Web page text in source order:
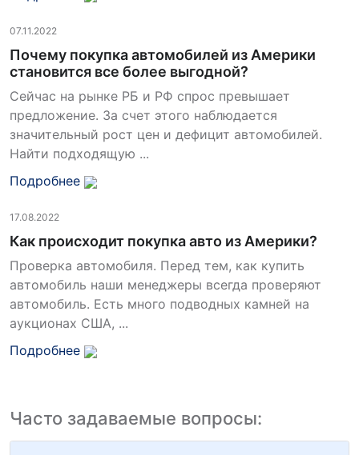
07.11.2022
Почему покупка автомобилей из Америки
становится все более выгодной?
Сейчас на рынке РБ и РФ спрос превышает
предложение. За счет этого наблюдается
значительный рост цен и дефицит автомобилей.
Найти подходящую ...
Подробнее
17.08.2022
Как происходит покупка авто из Америки?
Проверка автомобиля. Перед тем, как купить
автомобиль наши менеджеры всегда проверяют
автомобиль. Есть много подводных камней на
аукционах США, ...
Подробнее
Часто задаваемые вопросы: